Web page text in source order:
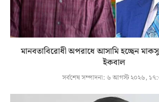
মানবতাবিরোধী অপরাধে আসামি হচ্ছেন
ইকবাল
সর্বশেষ সম্পাদনা: ৬ আগস্ট ২০২৬,